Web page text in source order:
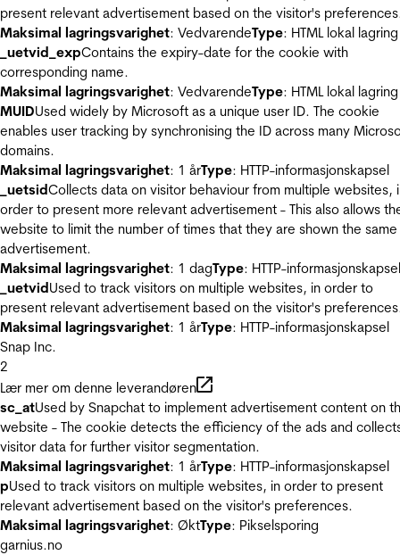
present relevant advertisement based on the visitor's
Maksimal lagringsvarighet: VedvarendeType: HTML lokal lagring
_uetvid_expContains the expiry-date for the cookie with
corresponding name.
Maksimal lagringsvarighet: VedvarendeType: HTML lokal lagring
MUIDUsed widely by Microsoft as a unique user ID. The cookie
enables user tracking by synchronising the ID across many
domains.
Maksimal lagringsvarighet: 1 årType: HTTP-informasjonskapsel
_uetsidCollects data on visitor behaviour from multiple websites,
order to present more relevant advertisement - This also allows
website to limit the number of times that they are shown the same
advertisement.
Maksimal lagringsvarighet: 1 dagType: HTTP-informasjonskapsel
_uetvidUsed to track visitors on multiple websites, in order to
present relevant advertisement based on the visitor's
Maksimal lagringsvarighet: 1 årType: HTTP-informasjonskapsel
Snap Inc.
2
Lær mer om denne leverandøren
sc_atUsed by Snapchat to implement advertisement content on
website - The cookie detects the efficiency of the ads and
visitor data for further visitor segmentation.
Maksimal lagringsvarighet: 1 årType: HTTP-informasjonskapsel
pUsed to track visitors on multiple websites, in order to present
relevant advertisement based on the visitor's preferences.
Maksimal lagringsvarighet: ØktType: Pikselsporing
garnius.no